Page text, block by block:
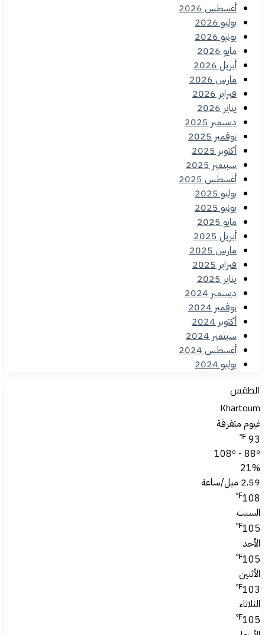
أغسطس 2026
يوليو 2026
يونيو 2026
مايو 2026
أبريل 2026
مارس 2026
فبراير 2026
يناير 2026
ديسمبر 2025
نوفمبر 2025
أكتوبر 2025
سبتمبر 2025
أغسطس 2025
يوليو 2025
يونيو 2025
مايو 2025
أبريل 2025
مارس 2025
فبراير 2025
يناير 2025
ديسمبر 2024
نوفمبر 2024
أكتوبر 2024
سبتمبر 2024
أغسطس 2024
يوليو 2024
الطقس
Khartoum
غيوم متفرقة
93
℉
108º - 88º
21%
2.59 ميل/ساعة
108
℉
السبت
105
℉
الأحد
105
℉
الأثنين
103
℉
الثلاثاء
105
℉